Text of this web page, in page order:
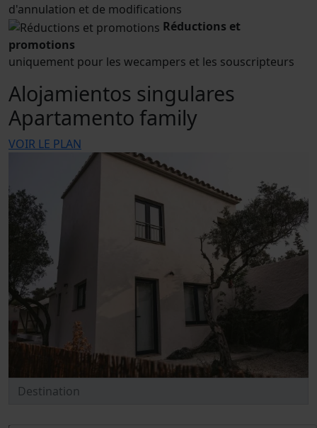
d'annulation et de modifications
Réductions et
promotions
uniquement pour les wecampers et les souscripteurs
Alojamientos singulares
Apartamento family
VOIR LE PLAN